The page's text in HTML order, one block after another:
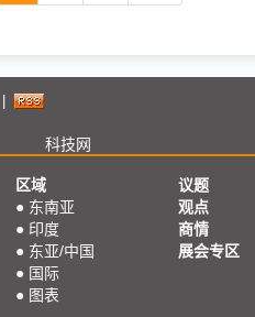
科技网
区域
● 东南亚
● 印度
● 东亚/中国
● 国际
● 图表
议题
观点
商情
展会专区